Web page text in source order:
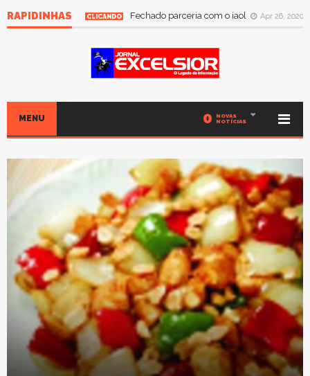
RAPIDINHAS CLICANDO Fechado parceria com o iaol Apr 26, 2020
MENU 0
NOVAS
NOTÍCIAS